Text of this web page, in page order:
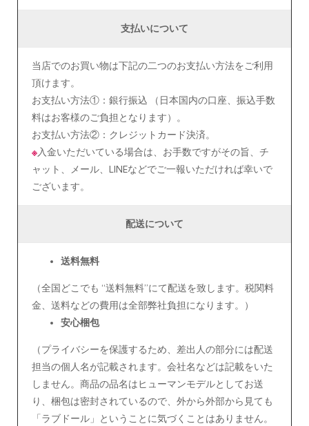
支払いについて
当店でのお買い物は下記の二つのお支払い方法をご利用
頂けます。
お支払い方法①：銀行振込 （日本国内の口座、振込手数
料はお客様のご負担となります）。
お支払い方法②：クレジットカード決済。
※入金いただいている場合は、お手数ですがその旨、チ
ャット、メール、LINEなどでご一報いただければ幸いで
ございます。
配送について
送料無料
（全国どこでも “送料無料”にて配送を致します。税関料
金、送料などの費用は全部弊社負担になります。）
安心梱包
（プライバシーを保護するため、差出人の部分には配送
担当の個人名が記載されます。会社名などは記載をいた
しません。商品の品名はヒューマンモデルとしてお送
り、梱包は密封されているので、外から外部から見ても
「ラブドール」ということに気づくことはありません。